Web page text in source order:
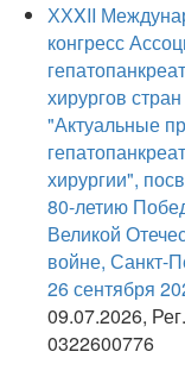
ХХXII
конгресс
хирургов
"Актуальные
хирургии",
80-летию
Великой
войне, Санкт-
26 сентября
09.07.2026,
0322600776